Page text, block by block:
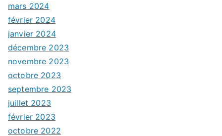
mars 2024
février 2024
janvier 2024
décembre 2023
novembre 2023
octobre 2023
septembre 2023
juillet 2023
février 2023
octobre 2022